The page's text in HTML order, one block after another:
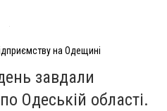
на Одещині
завдали
Одеській області.